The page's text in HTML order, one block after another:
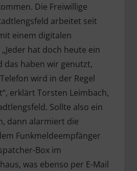
Die Freiwillige
arbeitet seit
einem digitalen
hat doch heute ein
das haben wir genutzt,
wird in der Regel
erklärt Torsten Leimbach,
Sollte also ein
dann alarmiert die
Funkmeldeempfänger
Box im
was ebenso per E-Mail